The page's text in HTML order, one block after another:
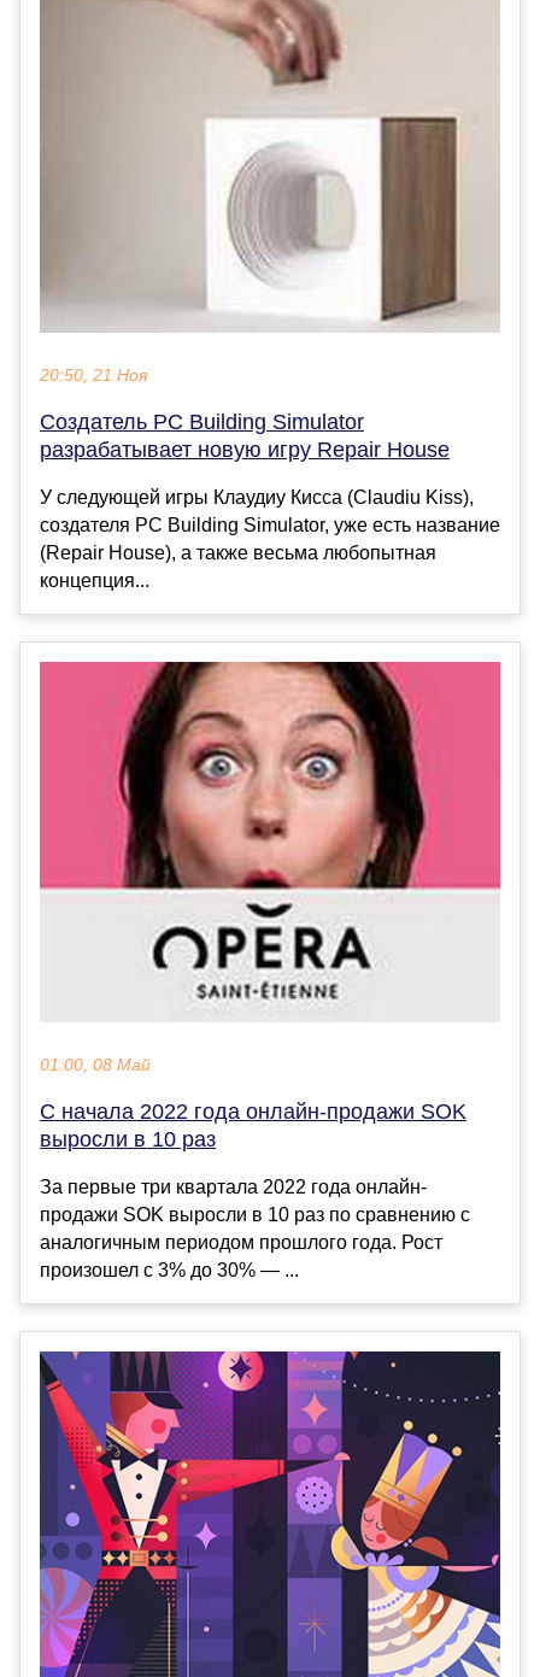
20:50, 21 Ноя
Создатель PC Building Simulator
разрабатывает новую игру Repair House
У следующей игры Клаудиу Кисса (Claudiu Kiss),
создателя PC Building Simulator, уже есть название
(Repair House), а также весьма любопытная
концепция...
01:00, 08 Май
С начала 2022 года онлайн-продажи SOK
выросли в 10 раз
За первые три квартала 2022 года онлайн-
продажи SOK выросли в 10 раз по сравнению с
аналогичным периодом прошлого года. Рост
произошел с 3% до 30% — ...